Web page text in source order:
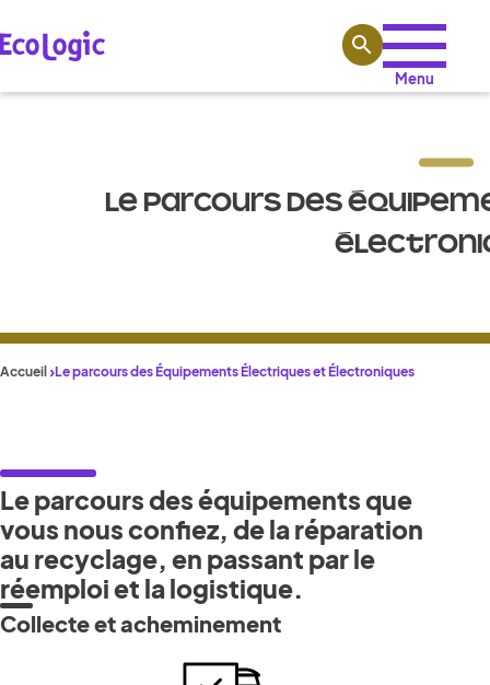
Menu
LE PARCOURS DES
Accueil Le parcours des Équipements Électriques et Électroniques
Le parcours des équipements que
vous nous confiez, de la réparation
au recyclage, en passant par le
réemploi et la logistique.
Collecte et acheminement